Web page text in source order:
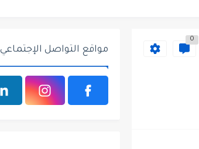
0
مواقع التواصل الإجتماعي